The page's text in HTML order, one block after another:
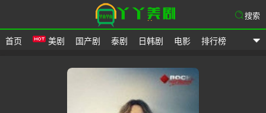
首页 美剧 国产剧 泰剧 日韩剧 电影 排行榜
搜索